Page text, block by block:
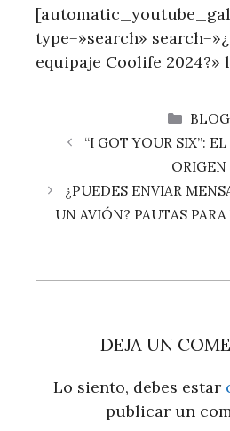
type=»search»
equipaje Coolife 2024?»
BLOG
“I GOT YOUR SIX”:
ORIGEN
¿PUEDES ENVIAR
UN AVIÓN? PAUTAS
DEJA UN
Lo siento, debes estar
publicar un